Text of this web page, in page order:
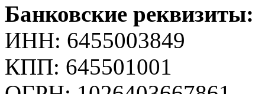
Банковские реквизиты:
ИНН: 6455003849
КПП: 645501001